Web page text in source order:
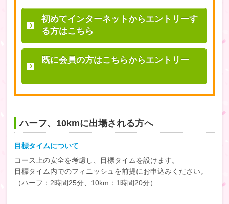
初めてインターネットからエントリーす
る方はこちら
既に会員の方はこちらからエントリー
ハーフ、10kmに出場される方へ
目標タイムについて
コース上の安全を考慮し、目標タイムを設けます。
目標タイム内でのフィニッシュを前提にお申込みください。
（ハーフ：2時間25分、10km：1時間20分）